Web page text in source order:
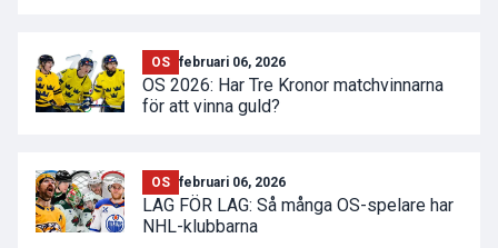
OS februari 06, 2026
OS 2026: Har Tre Kronor matchvinnarna
för att vinna guld?
OS februari 06, 2026
LAG FÖR LAG: Så många OS-spelare har
NHL-klubbarna